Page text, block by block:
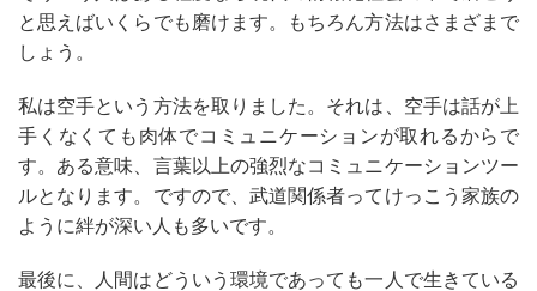
と思えばいくらでも磨けます。もちろん方法はさまざまで
しょう。
私は空手という方法を取りました。それは、空手は話が上
手くなくても肉体でコミュニケーションが取れるからで
す。ある意味、言葉以上の強烈なコミュニケーションツー
ルとなります。ですので、武道関係者ってけっこう家族の
ように絆が深い人も多いです。
最後に、人間はどういう環境であっても一人で生きている